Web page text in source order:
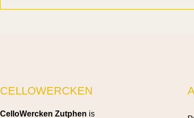
CELLOWERCKEN
CelloWercken Zutphen is